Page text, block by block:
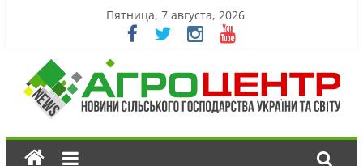
Пятница, 7 августа, 2026